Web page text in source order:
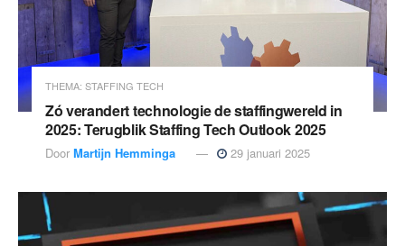
THEMA: STAFFING TECH
Zó verandert technologie de staffingwereld in
2025: Terugblik Staffing Tech Outlook 2025
Door Martijn Hemminga 29 januari 2025